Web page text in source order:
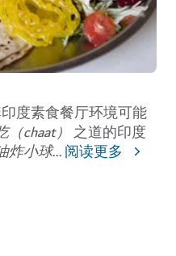
度素食餐厅环境可能
chaat） 之道的印度
炸小球...阅读更多